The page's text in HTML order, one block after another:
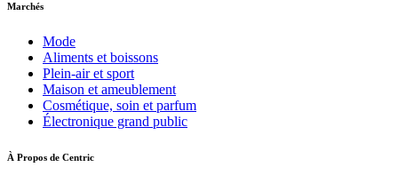
Marchés
Mode
Aliments et boissons
Plein-air et sport
Maison et ameublement
Cosmétique, soin et parfum
Électronique grand public
À Propos de Centric